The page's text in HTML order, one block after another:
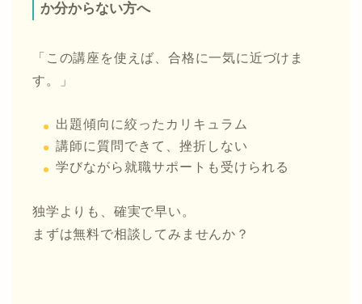
か分からない方へ
「この講座を使えば、合格に一気に近づけま
す。」
出題傾向に絞ったカリキュラム
講師に質問できて、挫折しない
学びながら就職サポートも受けられる
独学よりも、確実で早い。
まずは無料で相談してみませんか？